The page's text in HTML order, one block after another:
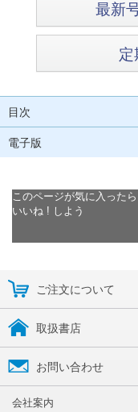
最新
定
目次
電子版
このページが気に入ったら
いいね ! しよう
ご注文について
取扱書店
お問い合わせ
会社案内